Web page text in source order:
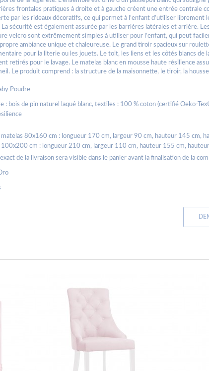
frontales pratiques à droite et à gauche créent une entrée centrale
par les rideaux décoratifs, ce qui permet à l’enfant d’utiliser librement
La sécurité est également assurée par les barrières latérales et arrière.
velcro sont extrêmement simples à utiliser pour l’enfant, qui peut
ambiance unique et chaleureuse. Le grand tiroir spacieux sur
pour la literie ou les jouets. Le toit, les liens et les côtés blancs de
retirés pour le lavage. Le matelas blanc en mousse haute résilience
Le produit comprend : la structure de la maisonnette, le tiroir, la
Poudre
: bois de pin naturel laqué blanc, textiles : 100 % coton (certifié Oeko-
matelas 80x160 cm : longueur 170 cm, largeur 90 cm, hauteur 145 cm,
100x200 cm : longueur 210 cm, largeur 110 cm, hauteur 155 cm,
de la livraison sera visible dans le panier avant la finalisation de la